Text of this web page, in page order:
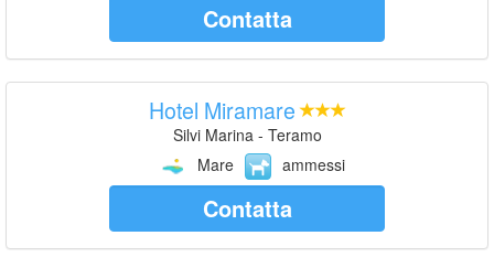
Contatta
Hotel Miramare
Silvi Marina - Teramo
Mare
ammessi
Contatta